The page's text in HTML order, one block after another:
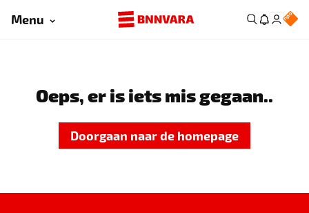
Menu
Oeps, er is iets mis gegaan..
Doorgaan naar de homepage